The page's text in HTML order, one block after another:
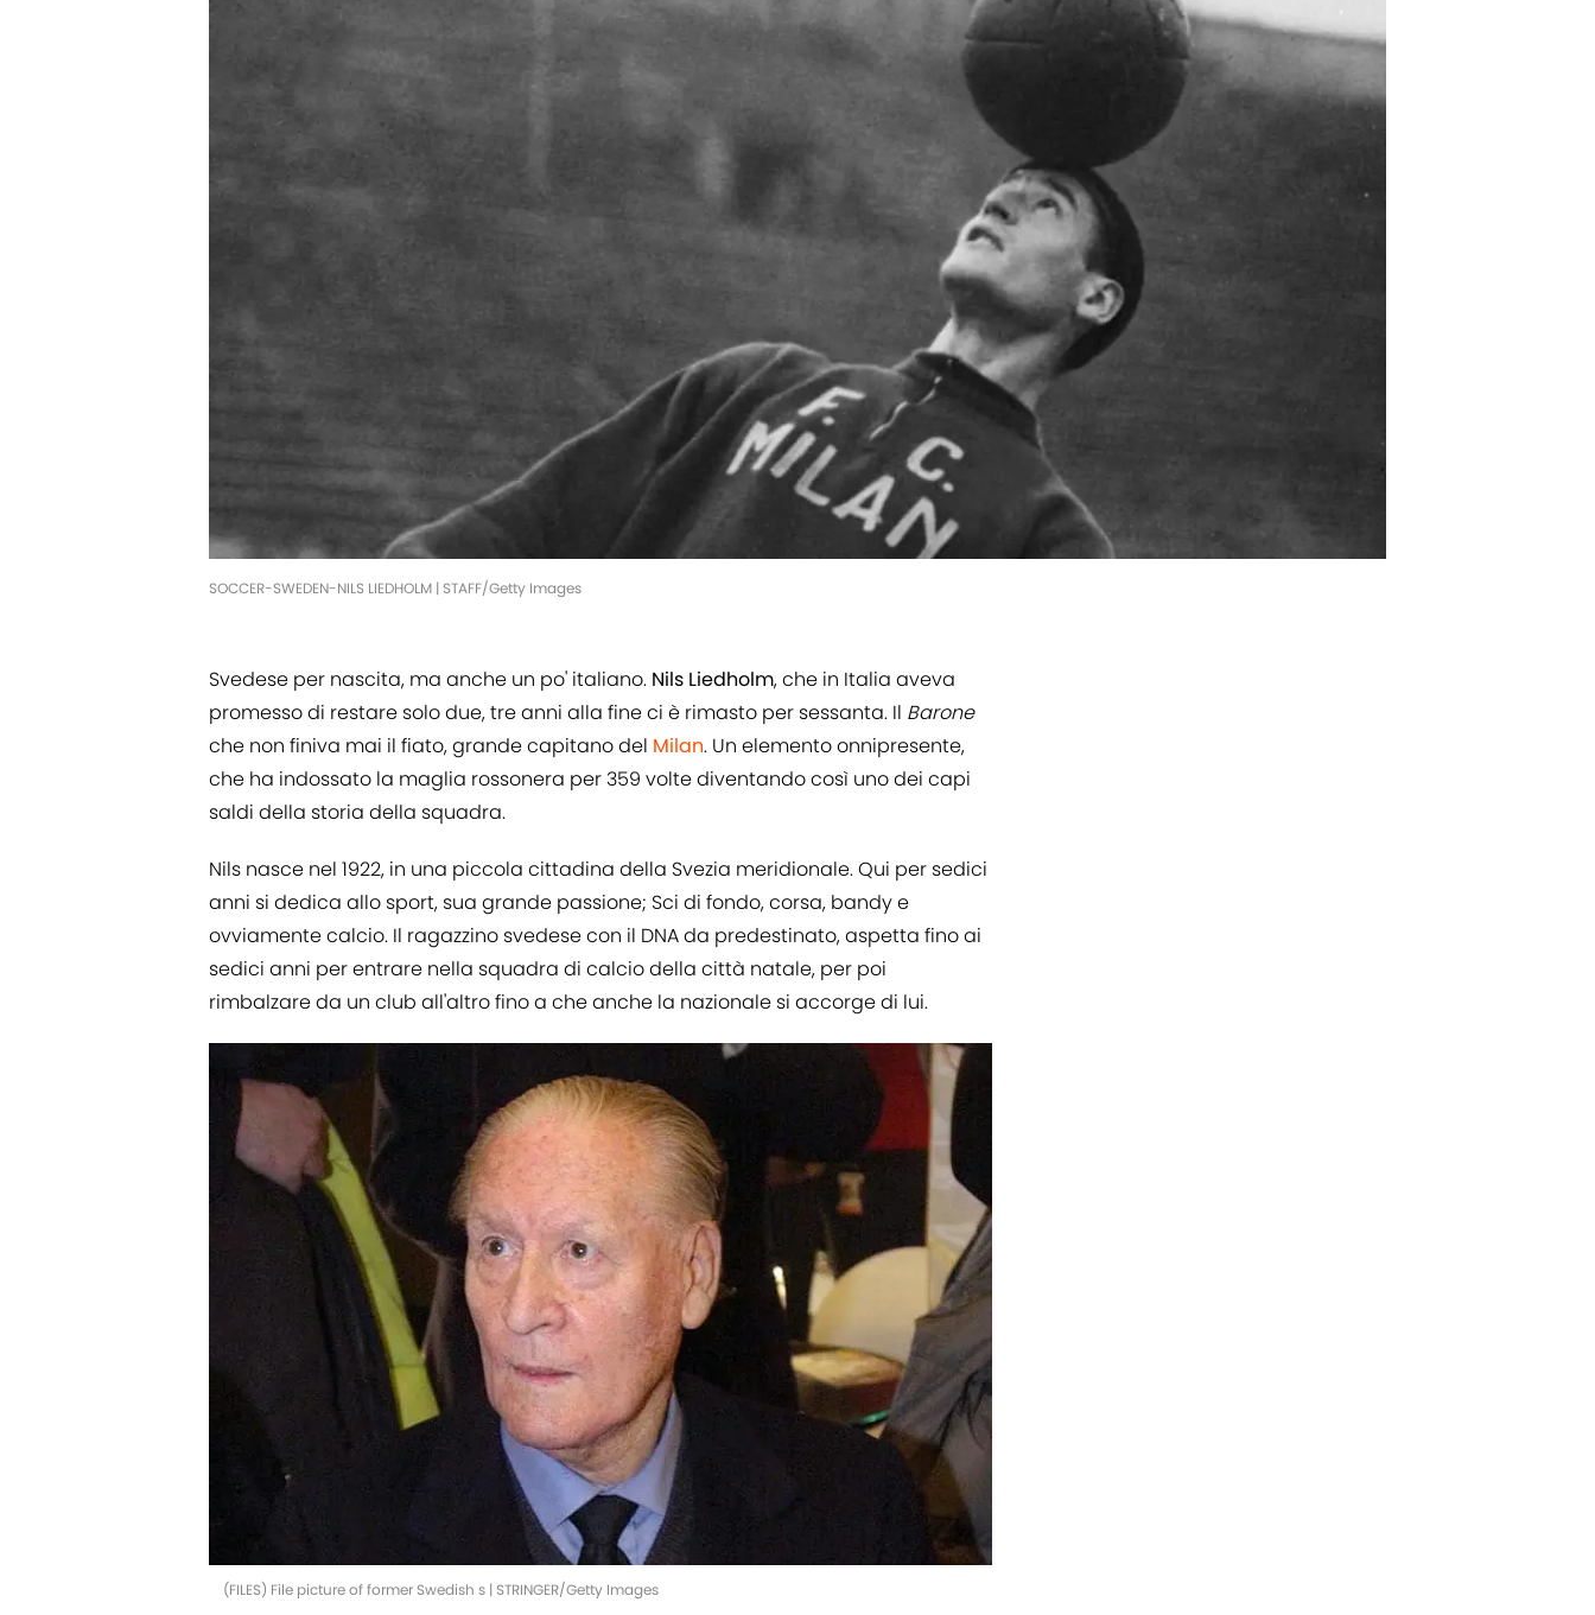
SOCCER-SWEDEN-NILS LIEDHOLM | STAFF/Getty Images
Svedese per nascita, ma anche un po' italiano. Nils Liedholm, che in Italia aveva
promesso di restare solo due, tre anni alla fine ci è rimasto per sessanta. Il Barone
che non finiva mai il fiato, grande capitano del Milan. Un elemento onnipresente,
che ha indossato la maglia rossonera per 359 volte diventando così uno dei capi
saldi della storia della squadra.
Nils nasce nel 1922, in una piccola cittadina della Svezia meridionale. Qui per sedici
anni si dedica allo sport, sua grande passione; Sci di fondo, corsa, bandy e
ovviamente calcio. Il ragazzino svedese con il DNA da predestinato, aspetta fino ai
sedici anni per entrare nella squadra di calcio della città natale, per poi
rimbalzare da un club all'altro fino a che anche la nazionale si accorge di lui.
(FILES) File picture of former Swedish s | STRINGER/Getty Images